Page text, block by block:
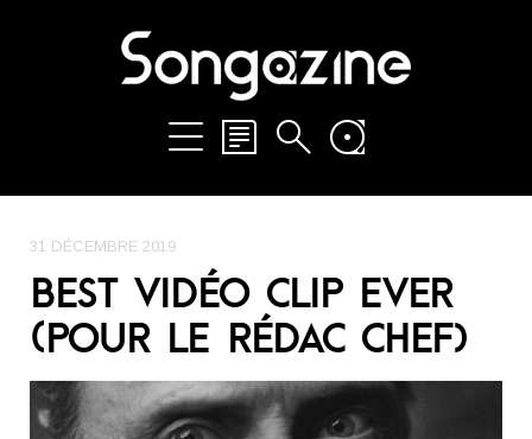
31 DÉCEMBRE 2019
BEST VIDÉO CLIP EVER
(POUR LE RÉDAC CHEF)